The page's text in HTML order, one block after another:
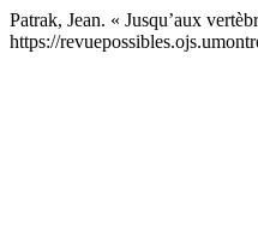
Patrak, Jean. « Jusqu’aux
https://